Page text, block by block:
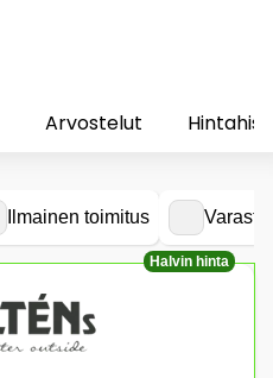
Arvostelut
Ilmainen toimitus
Halvin hinta